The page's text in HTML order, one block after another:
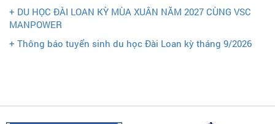
+ DU HỌC ĐÀI LOAN KỲ MÙA XUÂN NĂM 2027 CÙNG VSC
MANPOWER
+ Thông báo tuyển sinh du học Đài Loan kỳ tháng 9/2026